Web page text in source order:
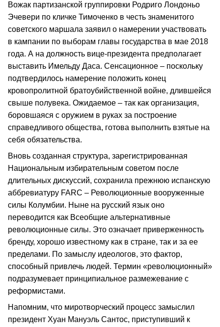
Вожак партизанской группировки Родриго Лондоньо
Эчевери по кличке Тимоченко в честь знаменитого
советского маршала заявил о намерении участвовать
в кампании по выборам главы государства в мае 2018
года. А на должность вице-президента предполагает
выставить Имельду Даса. Сенсационное – поскольку
подтвердилось намерение положить конец
кровопролитной братоубийственной войне, длившейся
свыше полувека. Ожидаемое – так как организация,
боровшаяся с оружием в руках за построение
справедливого общества, готова выполнить взятые на
себя обязательства.
Вновь созданная структура, зарегистрированная
Национальным избирательным советом после
длительных дискуссий, сохранила прежнюю испанскую
аббревиатуру FARC – Революционные вооруженные
силы Колумбии. Ныне на русский язык оно
переводится как Всеобщие альтернативные
революционные силы. Это означает приверженность
бренду, хорошо известному как в стране, так и за ее
пределами. По замыслу идеологов, это фактор,
способный привлечь людей. Термин «революционный»
подразумевает принципиальное размежевание с
реформистами.
Напомним, что миротворческий процесс замыслил
президент Хуан Мануэль Сантос, приступивший к